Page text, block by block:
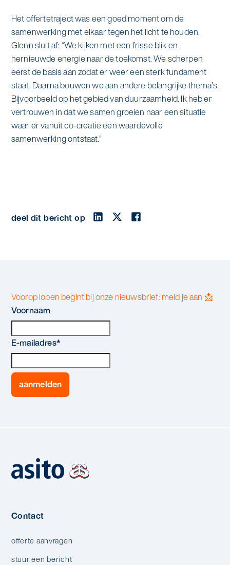
Het offertetraject was een goed moment om de
samenwerking met elkaar tegen het licht te houden.
Glenn sluit af: “We kijken met een frisse blik en
hernieuwde energie naar de toekomst. We scherpen
eerst de basis aan zodat er weer een sterk fundament
staat. Daarna bouwen we aan andere belangrijke thema’s.
Bijvoorbeeld op het gebied van duurzaamheid. Ik heb er
vertrouwen in dat we samen groeien naar een situatie
waar er vanuit co-creatie een waardevolle
samenwerking ontstaat.”
deel dit bericht op
Voorop lopen begint bij onze nieuwsbrief: meld je aan 📩
Voornaam
E-mailadres*
Contact
offerte aanvragen
stuur een bericht